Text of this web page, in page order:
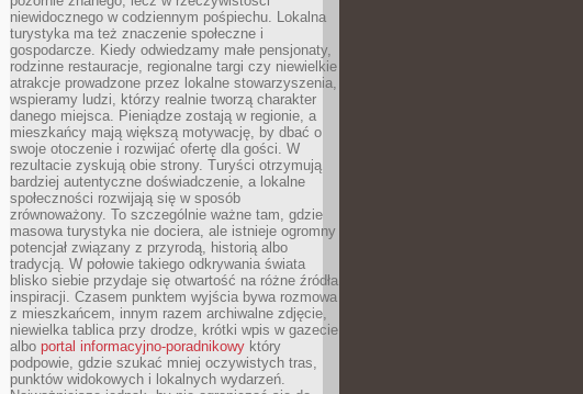
niewidocznego w codziennym pośpiechu. Lokalna
turystyka ma też znaczenie społeczne i
gospodarcze. Kiedy odwiedzamy małe pensjonaty,
rodzinne restauracje, regionalne targi czy niewielkie
atrakcje prowadzone przez lokalne stowarzyszenia,
wspieramy ludzi, którzy realnie tworzą charakter
danego miejsca. Pieniądze zostają w regionie, a
mieszkańcy mają większą motywację, by dbać o
swoje otoczenie i rozwijać ofertę dla gości. W
rezultacie zyskują obie strony. Turyści otrzymują
bardziej autentyczne doświadczenie, a lokalne
społeczności rozwijają się w sposób
zrównoważony. To szczególnie ważne tam, gdzie
masowa turystyka nie dociera, ale istnieje ogromny
potencjał związany z przyrodą, historią albo
tradycją. W połowie takiego odkrywania świata
blisko siebie przydaje się otwartość na różne źródła
inspiracji. Czasem punktem wyjścia bywa rozmowa
z mieszkańcem, innym razem archiwalne zdjęcie,
niewielka tablica przy drodze, krótki wpis w gazecie
albo portal informacyjno-poradnikowy który
podpowie, gdzie szukać mniej oczywistych tras,
punktów widokowych i lokalnych wydarzeń.